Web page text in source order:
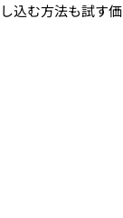
込む方法も試す価